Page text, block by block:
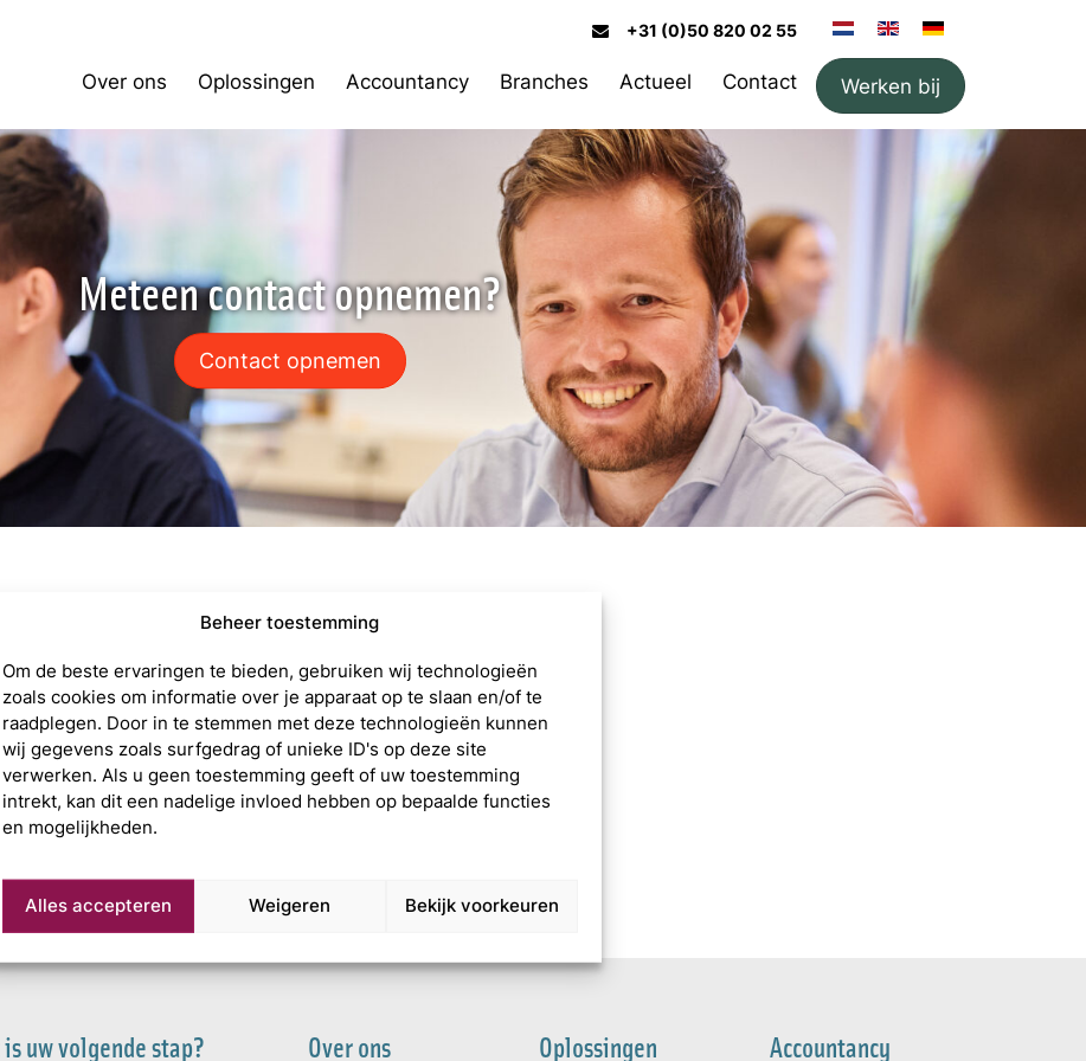
Beheer toestemming
Om de beste ervaringen te bieden, gebruiken wij technologieën
zoals cookies om informatie over je apparaat op te slaan en/of te
raadplegen. Door in te stemmen met deze technologieën kunnen
wij gegevens zoals surfgedrag of unieke ID's op deze site
verwerken. Als u geen toestemming geeft of uw toestemming
intrekt, kan dit een nadelige invloed hebben op bepaalde functies
en mogelijkheden.
Alles accepteren Weigeren Bekijk voorkeuren
+31 (0)50 820 02 55
Over ons Oplossingen Accountancy Branches Actueel Contact Werken bij
Meteen contact opnemen?
Contact opnemen
uw volgende stap? Over ons Oplossingen Accountancy